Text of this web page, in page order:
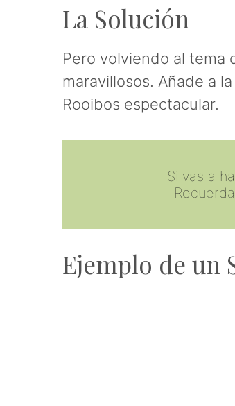
La Solución
Pero volviendo al tema
maravillosos. Añade a
Rooibos espectacular.
Si vas a
Ejemplo de un